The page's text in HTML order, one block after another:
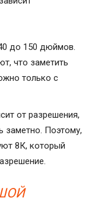
до 150 дюймов.
что заметить
только с
от разрешения,
заметно. Поэтому,
8К, который